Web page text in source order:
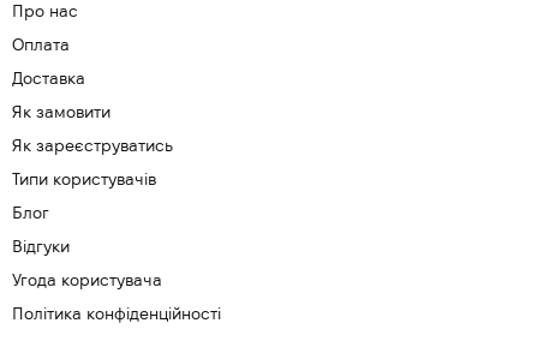
Про нас
Оплата
Доставка
Як замовити
Як зареєструватись
Типи користувачів
Блог
Відгуки
Угода користувача
Політика конфіденційності